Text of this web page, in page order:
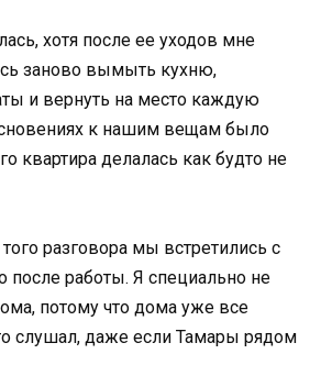
хотя после ее уходов мне
заново вымыть кухню,
и вернуть на место каждую
к нашим вещам было
квартира делалась как будто не
разговора мы встретились с
после работы. Я специально не
потому что дома уже все
слушал, даже если Тамары рядом